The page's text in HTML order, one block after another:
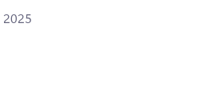
2025